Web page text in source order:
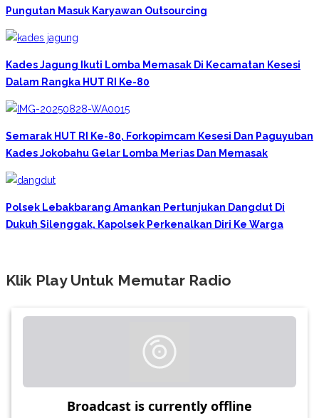
Pungutan Masuk Karyawan Outsourcing
Kades Jagung Ikuti Lomba Memasak Di Kecamatan Kesesi
Dalam Rangka HUT RI Ke-80
Semarak HUT RI Ke-80, Forkopimcam Kesesi Dan Paguyuban
Kades Jokobahu Gelar Lomba Merias Dan Memasak
Polsek Lebakbarang Amankan Pertunjukan Dangdut Di
Dukuh Silenggak, Kapolsek Perkenalkan Diri Ke Warga
Klik Play Untuk Memutar Radio